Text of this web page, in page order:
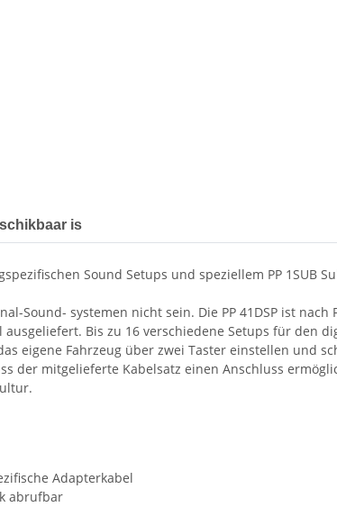
is
Sound Setups und speziellem PP 1SUB
Sound- systemen nicht sein. Die PP 41DSP ist
Bis zu 16 verschiedene Setups für den
eigene Fahrzeug über zwei Taster einstellen und
der mitgelieferte Kabelsatz einen Anschluss
Adapterkabel
abrufbar